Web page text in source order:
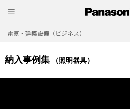
電気・建築設備（ビジネス）
納入事例集 （照明器具）